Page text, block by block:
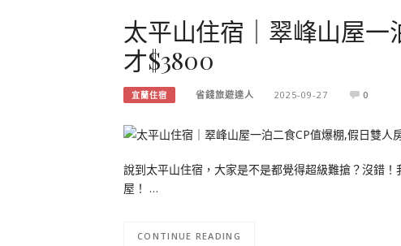
太平山住宿｜翠峰山屋一
才$3800
宜蘭住宿 省錢旅遊達人 2025-09-27 0
說到太平山住宿，大家是不是都覺得超級難搶？沒錯
屋！ …
CONTINUE READING